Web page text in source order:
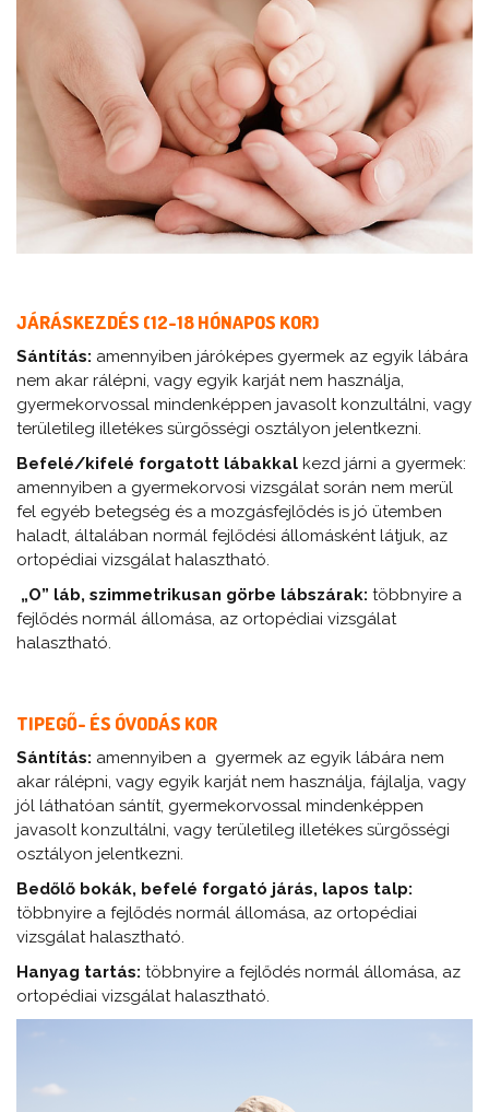
JÁRÁSKEZDÉS (12-18 HÓNAPOS KOR)
Sántítás: amennyiben járóképes gyermek az egyik lábára
nem akar rálépni, vagy egyik karját nem használja,
gyermekorvossal mindenképpen javasolt konzultálni, vagy
területileg illetékes sürgősségi osztályon jelentkezni.
Befelé/kifelé forgatott lábakkal kezd járni a gyermek:
amennyiben a gyermekorvosi vizsgálat során nem merül
fel egyéb betegség és a mozgásfejlődés is jó ütemben
haladt, általában normál fejlődési állomásként látjuk, az
ortopédiai vizsgálat halasztható.
„O” láb, szimmetrikusan görbe lábszárak: többnyire a
fejlődés normál állomása, az ortopédiai vizsgálat
halasztható.
TIPEGŐ- ÉS ÓVODÁS KOR
Sántítás: amennyiben a gyermek az egyik lábára nem
akar rálépni, vagy egyik karját nem használja, fájlalja, vagy
jól láthatóan sántít, gyermekorvossal mindenképpen
javasolt konzultálni, vagy területileg illetékes sürgősségi
osztályon jelentkezni.
Bedőlő bokák, befelé forgató járás, lapos talp:
többnyire a fejlődés normál állomása, az ortopédiai
vizsgálat halasztható.
Hanyag tartás: többnyire a fejlődés normál állomása, az
ortopédiai vizsgálat halasztható.